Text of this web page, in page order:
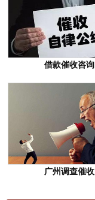
借款催收咨询
广州调查催收